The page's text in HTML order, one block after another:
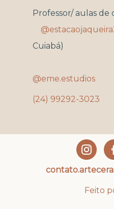
Professor/ aulas de
Cuiabá)
@eme.estudios
(24) 99292-3023
Feito